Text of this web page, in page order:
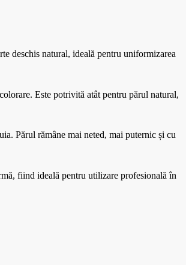
deschis natural, ideală pentru uniformizarea
Este potrivită atât pentru părul natural,
Părul rămâne mai neted, mai puternic și cu
fiind ideală pentru utilizare profesională în